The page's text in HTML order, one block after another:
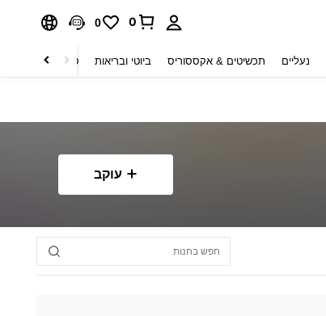
0
0
נעליים תכשיטים & אקססוריס ביוטי ובריאות טקסטיל לבית
עוקב